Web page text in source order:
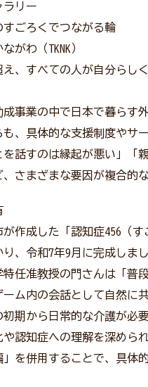
リー
すごろくでつながる輪
がわ（TKNK）
、すべての人が自分らし
事業の中で日本で暮らす
、具体的な支援制度やサ
話すのは縁起が悪い」「
さまざまな要因が複合的
作成した「認知症456（
、令和7年9月に完成しまし
特任准教授の門さんは「普
ム内の会話として自然に
期から日常的な介護が必
認知症への理解を深めら
を併用することで、具体